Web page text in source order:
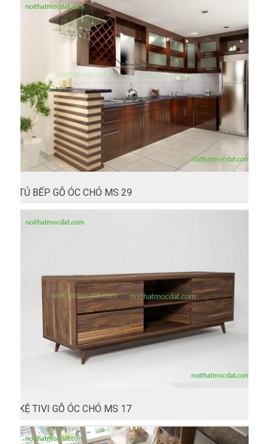
TỦ BẾP GỖ ÓC CHÓ MS 29
KỆ TIVI GỖ ÓC CHÓ MS 17